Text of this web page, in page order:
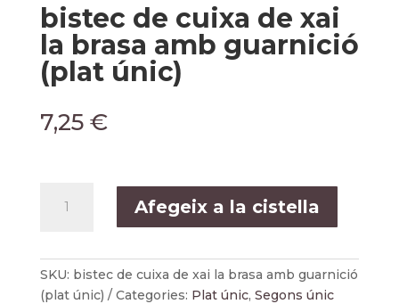
bistec de cuixa de xai
la brasa amb guarnició
(plat únic)
7,25 €
cuixa
de
Afegeix a la cistella
SKU: bistec de cuixa de xai la brasa amb guarnició
(plat únic)
Categories: Plat únic, Segons únic